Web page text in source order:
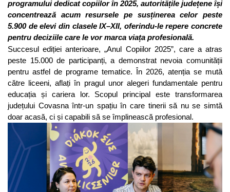
programului dedicat copiilor în 2025, autoritățile județene își
concentrează acum resursele pe susținerea celor peste
5.900 de elevi din clasele IX–XII, oferindu-le repere concrete
pentru deciziile care le vor marca viața profesională.
Succesul ediției anterioare, „Anul Copiilor 2025”, care a atras
peste 15.000 de participanți, a demonstrat nevoia comunității
pentru astfel de programe tematice. În 2026, atenția se mută
către liceeni, aflați în pragul unor alegeri fundamentale pentru
educația și cariera lor. Scopul principal este transformarea
județului Covasna într-un spațiu în care tinerii să nu se simtă
doar acasă, ci și capabili să se împlinească profesional.